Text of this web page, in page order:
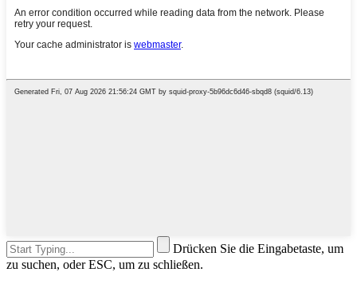
Drücken Sie die Eingabetaste, um
zu suchen, oder ESC, um zu schließen.